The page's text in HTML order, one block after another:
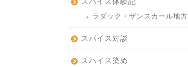
ラダック・ザンスカール地方
スパイス対談
スパイス染め